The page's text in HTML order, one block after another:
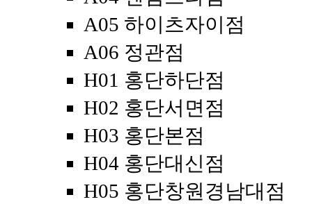
A05 하이츠자이점
A06 정관점
H01 홍단하단점
H02 홍단서면점
H03 홍단본점
H04 홍단대신점
H05 홍단창원경남대점